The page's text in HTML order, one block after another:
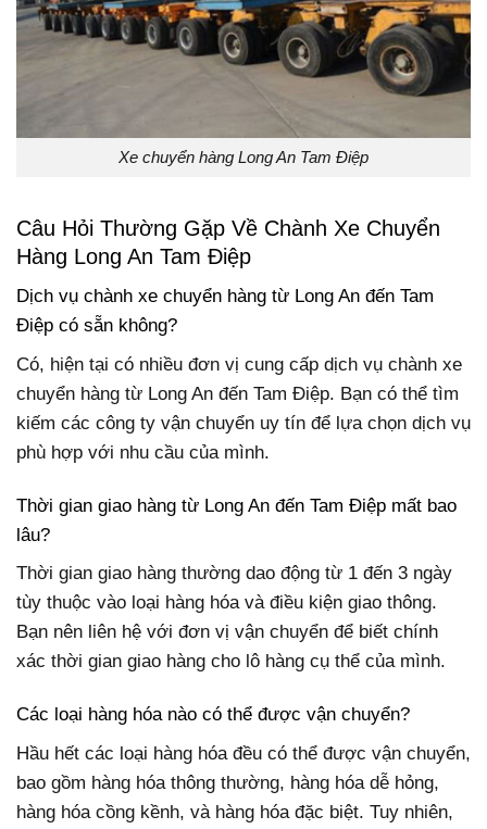
Xe chuyển hàng Long An Tam Điệp
Câu Hỏi Thường Gặp Về Chành Xe Chuyển
Hàng Long An Tam Điệp
Dịch vụ chành xe chuyển hàng từ Long An đến Tam
Điệp có sẵn không?
Có, hiện tại có nhiều đơn vị cung cấp dịch vụ chành xe
chuyển hàng từ Long An đến Tam Điệp. Bạn có thể tìm
kiếm các công ty vận chuyển uy tín để lựa chọn dịch vụ
phù hợp với nhu cầu của mình.
Thời gian giao hàng từ Long An đến Tam Điệp mất bao
lâu?
Thời gian giao hàng thường dao động từ 1 đến 3 ngày
tùy thuộc vào loại hàng hóa và điều kiện giao thông.
Bạn nên liên hệ với đơn vị vận chuyển để biết chính
xác thời gian giao hàng cho lô hàng cụ thể của mình.
Các loại hàng hóa nào có thể được vận chuyển?
Hầu hết các loại hàng hóa đều có thể được vận chuyển,
bao gồm hàng hóa thông thường, hàng hóa dễ hỏng,
hàng hóa cồng kềnh, và hàng hóa đặc biệt. Tuy nhiên,